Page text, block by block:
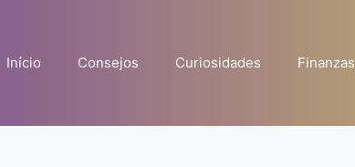
Início Consejos Curiosidades Finanzas